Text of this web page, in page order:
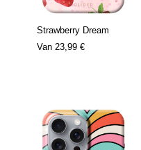
Strawberry Dream
Van 23,99 €